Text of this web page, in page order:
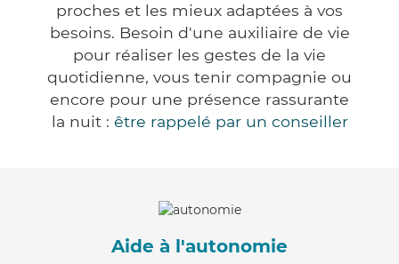
proches et les mieux adaptées à vos
besoins. Besoin d'une auxiliaire de vie
pour réaliser les gestes de la vie
quotidienne, vous tenir compagnie ou
encore pour une présence rassurante
la nuit : être rappelé par un conseiller
Aide à l'autonomie